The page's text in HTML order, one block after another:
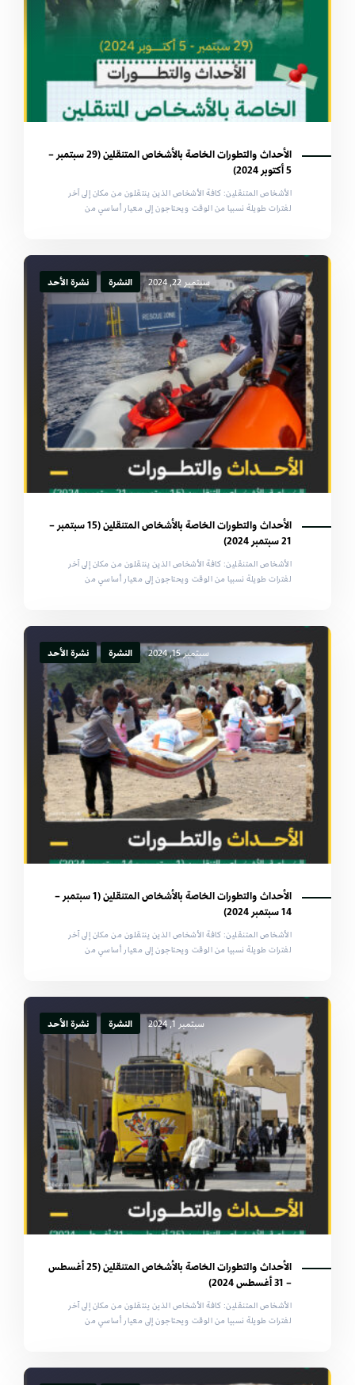
الأحداث والتطورات الخاصة بالأشخاص المتنقلين (29 سبتمبر –
5 أكتوبر 2024)
الأشخاص المتنقلين: كافة الأشخاص الذين ينتقلون من مكان إلى آخر
لفترات طويلة نسبيا من الوقت ويحتاجون إلى معيار أساسي من
سبتمبر 22, 2024 النشرة نشرة الأحد
الأحداث والتطورات الخاصة بالأشخاص المتنقلين (15 سبتمبر –
21 سبتمبر 2024)
الأشخاص المتنقلين: كافة الأشخاص الذين ينتقلون من مكان إلى آخر
لفترات طويلة نسبيا من الوقت ويحتاجون إلى معيار أساسي من
سبتمبر 15, 2024 النشرة نشرة الأحد
الأحداث والتطورات الخاصة بالأشخاص المتنقلين (1 سبتمبر –
14 سبتمبر 2024)
الأشخاص المتنقلين: كافة الأشخاص الذين ينتقلون من مكان إلى آخر
لفترات طويلة نسبيا من الوقت ويحتاجون إلى معيار أساسي من
سبتمبر 1, 2024 النشرة نشرة الأحد
الأحداث والتطورات الخاصة بالأشخاص المتنقلين (25 أغسطس
– 31 أغسطس 2024)
الأشخاص المتنقلين: كافة الأشخاص الذين ينتقلون من مكان إلى آخر
لفترات طويلة نسبيا من الوقت ويحتاجون إلى معيار أساسي من